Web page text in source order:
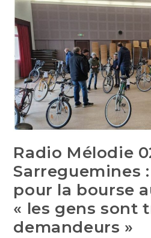
Radio Mélodie
Sarreguemines
pour la bourse
« les gens sont
demandeurs »